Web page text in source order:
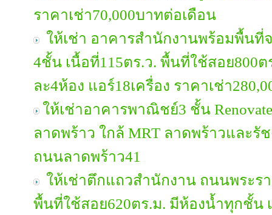
ราคาเช่า70,000บาทต่อเดือน
ให้เช่า อาคารสำนักงานพร้อมพื้นที่
4ชั้น เนื้อที่115ตร.ว. พื้นที่ใช้สอย800
ละ4ห้อง แอร์18เครื่อง ราคาเช่า
ให้เช่าอาคารพาณิชย์3 ชั้น
ลาดพร้าว ใกล้ MRT ลาดพร้าวและรั
ถนนลาดพร้าว41
ให้เช่าตึกแถวสำนักงาน ถนนพระร
พื้นที่ใช้สอย620ตร.ม. มีห้องน้ำทุกชั้น